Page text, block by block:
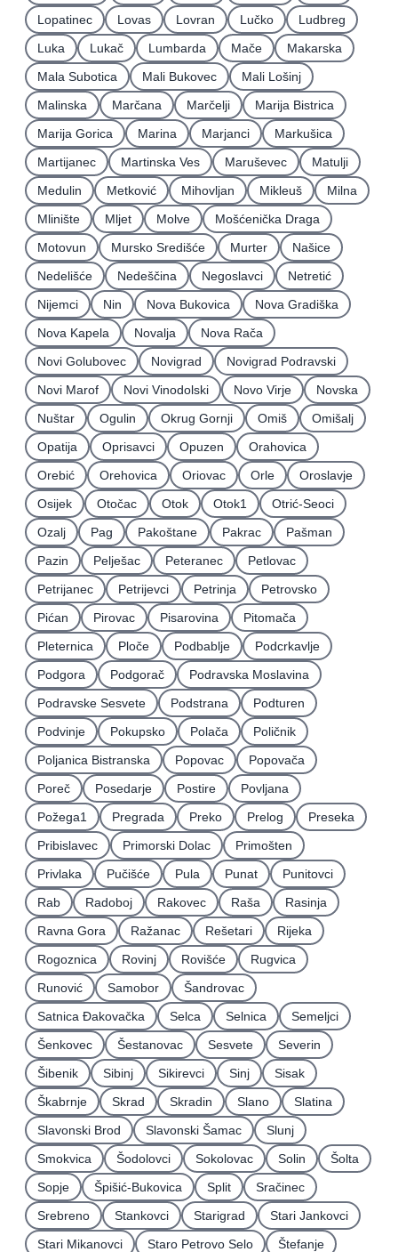
Lopatinec Lovas Lovran Lučko
Ludbreg
Luka
Lukač Lumbarda Mače
Makarska
Mala Subotica
Mali Bukovec
Mali Lošinj
Malinska
Marčana Marčelji
Marija Bistrica
Marija Gorica
Marina Marjanci
Markušica
Martijanec
Martinska Ves Maruševec
Matulji
Medulin
Metković Mihovljan Mikleuš
Milna
Mlinište
Mljet Molve
Mošćenička Draga
Motovun
Mursko Središće Murter
Našice
Nedelišće
Nedeščina Negoslavci
Netretić
Nijemci
Nin Nova Bukovica
Nova Gradiška
Nova Kapela
Novalja
Nova Rača
Novi Golubovec
Novigrad
Novigrad Podravski
Novi Marof
Novi Vinodolski Novo Virje
Novska
Nuštar
Ogulin Okrug Gornji Omiš
Omišalj
Opatija
Oprisavci Opuzen
Orahovica
Orebić
Orehovica Oriovac Orle
Oroslavje
Osijek
Otočac Otok Otok1
Otrić-Seoci
Ozalj
Pag Pakoštane Pakrac
Pašman
Pazin
Pelješac Peteranec
Petlovac
Petrijanec
Petrijevci Petrinja
Petrovsko
Pićan
Pirovac Pisarovina
Pitomača
Pleternica
Ploče Podbablje
Podcrkavlje
Podgora
Podgorač
Podravska Moslavina
Podravske Sesvete
Podstrana
Podturen
Podvinje
Pokupsko Polača
Poličnik
Poljanica Bistranska
Popovac
Popovača
Poreč
Posedarje Postire
Povljana
Požega1
Pregrada Preko Prelog
Preseka
Pribislavec
Primorski Dolac
Primošten
Privlaka
Pučišće Pula Punat
Punitovci
Rab
Radoboj Rakovec Raša
Rasinja
Ravna Gora
Ražanac Rešetari
Rijeka
Rogoznica
Rovinj Rovišće
Rugvica
Runović
Samobor
Šandrovac
Satnica Ðakovačka
Selca Selnica
Semeljci
Šenkovec
Šestanovac Sesvete
Severin
Šibenik
Sibinj Sikirevci Sinj
Sisak
Škabrnje
Skrad Skradin Slano
Slatina
Slavonski Brod
Slavonski Šamac
Slunj
Smokvica
Šodolovci Sokolovac Solin
Šolta
Sopje
Špišić-Bukovica Split
Sračinec
Srebreno
Stankovci Starigrad
Stari Jankovci
Stari Mikanovci
Staro Petrovo Selo
Štefanje